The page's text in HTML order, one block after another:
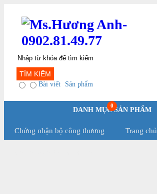
TÌM KIẾM
Bài viết Sản phẩm
0
DANH MỤC SẢN PHẨM
Chứng nhận bộ công thương Trang chủ